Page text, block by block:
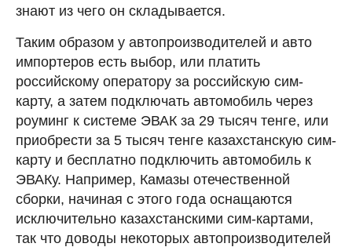
знают из чего он складывается.
Таким образом у автопроизводителей и авто
импортеров есть выбор, или платить
российскому оператору за российскую сим-
карту, а затем подключать автомобиль через
роуминг к системе ЭВАК за 29 тысяч тенге, или
приобрести за 5 тысяч тенге казахстанскую сим-
карту и бесплатно подключить автомобиль к
ЭВАКу. Например, Камазы отечественной
сборки, начиная с этого года оснащаются
исключительно казахстанскими сим-картами,
так что доводы некоторых автопроизводителей